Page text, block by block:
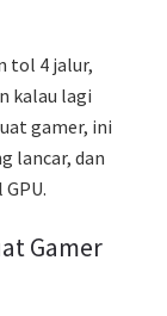
tol 4 jalur,
kalau lagi
gamer, ini
lancar, dan
Gamer